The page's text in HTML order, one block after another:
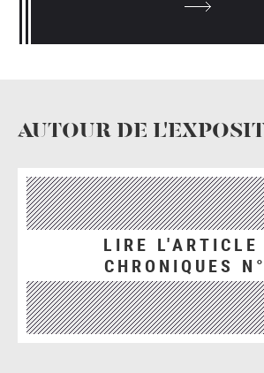
AUTOUR DE
LIRE L'ARTICLE
CHRONIQUES